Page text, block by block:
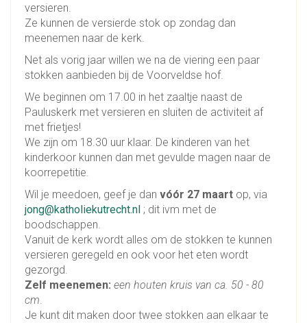
versieren.
Ze kunnen de versierde stok op zondag dan
meenemen naar de kerk.
Net als vorig jaar willen we na de viering een paar
stokken aanbieden bij de Voorveldse hof.
We beginnen om 17.00 in het zaaltje naast de
Pauluskerk met versieren en sluiten de activiteit af
met frietjes!
We zijn om 18.30 uur klaar. De kinderen van het
kinderkoor kunnen dan met gevulde magen naar de
koorrepetitie.
Wil je meedoen, geef je dan vóór 27 maart op, via
jong@katholiekutrecht.nl ; dit ivm met de
boodschappen.
Vanuit de kerk wordt alles om de stokken te kunnen
versieren geregeld en ook voor het eten wordt
gezorgd.
Zelf meenemen: een houten kruis van ca. 50 - 80
cm
Je kunt dit maken door twee stokken aan elkaar te